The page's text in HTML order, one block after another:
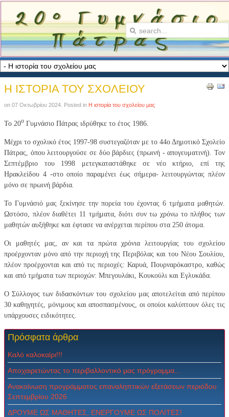
Η ΙΣΤΟΡΙΑ ΤΟΥ ΣΧΟΛΕΙΟΥ
on 07 Οκτωβρίου 2024 . Posted in Η ιστορία του σχολείου μας
Το 20ο Γυμνάσιο Πάτρας ιδρύθηκε το έτος 1986.
Μέχρι το σχολικό έτος 1997-98 συστεγαζόταν με το 44ο Δημοτικό Σχολείο
Πάτρας, όπου λειτουργούσε σε δύο βάρδιες (πρωινή - απογευματινή). Τον
Σεπτέμβριο του 1998 μετεγκαταστάθηκε σε νέο κτήριο, επί της
Ηρακλείδου 4 -στο οποίο παραμένει έως σήμερα- λειτουργώντας πλέον
μόνο σε πρωινή βάρδια.
Το Γυμνάσιό μας ξεκίνησε την πορεία του έχοντας 6 τμήματα μαθητών.
Ωστόσο, πλέον διαθέτει 11 τμήματα, διότι συν τω χρόνω το πλήθος των
μαθητών αυξήθηκε και έφτασε να ανέρχεται περίπου στα 250 άτομα.
Οι μαθητές μας, αν και τα πρώτα χρόνια λειτουργίας του σχολείου
προέρχονταν μόνο από την περιοχή της Περιβόλας και του Νέου Σουλίου,
πλέον προέρχονται και από τις περιοχές: Καρυά, Πουρναρόκαστρο, καθώς
και από τμήματα των περιοχών: Μπεγουλάκι, Κουκούλι και Εγλυκάδα.
Ο Σύλλογος των διδασκόντων του σχολείου μας αποτελείται από περίπου
30 καθηγητές, μόνιμους και αποσπασμένους, οι οποίοι καλύπτουν όλες τις
υπάρχουσες ειδικότητες.
Πρόσφατα άρθρα
Καλό καλοκαίρι!!!
Αποχαιρετώντας το περιβαλλοντικό μας πρόγραμμα...
Ανακοίνωση προγράμματος επαναληπτικών εξετάσεων περιόδου
Σεπτεμβρίου 2026
ΔPOYME ΩΣ MAΘHTEΣ, ENEPΓOYME ΩΣ ΠOΛITEΣ!